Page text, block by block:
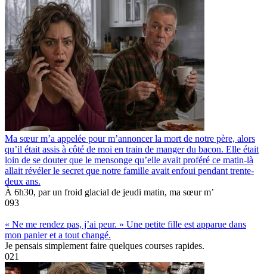
Ma sœur m’a appelée pour m’annoncer la mort de notre père, alors
qu’il était assis à côté de moi en train de manger du bacon. Elle était
loin de se douter que le mensonge qu’elle avait proféré ce matin-là
allait révéler le secret que notre famille avait enfoui pendant trente-
deux ans.
À 6h30, par un froid glacial de jeudi matin, ma sœur m’
093
« Ne me rendez pas, j’ai peur. » Une petite fille est apparue dans
mon panier et a tout changé.
Je pensais simplement faire quelques courses rapides.
021